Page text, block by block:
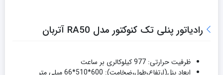
رادیاتور پنلی تک کنوکتور مدل RA50 آتربان
ظرفیت حرارتی: 977 کیلوکالری بر ساعت
ابعاد پنل(ارتفاع،طول،ضخامت): 600*510*66 میلی متر